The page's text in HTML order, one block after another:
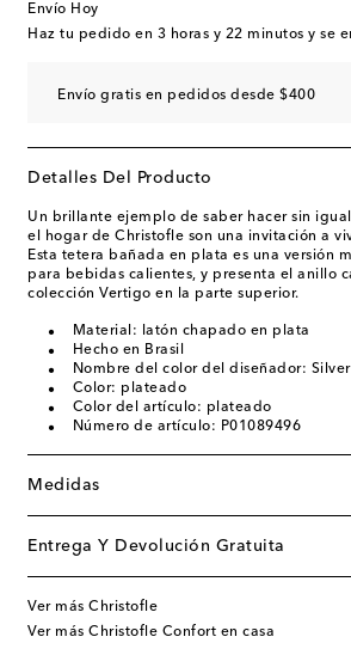
Envío Hoy
Haz tu pedido en 3 horas y 22 minutos y se
Envío gratis en pedidos desde $400
Detalles Del Producto
Un brillante ejemplo de saber hacer sin
el hogar de Christofle son una invitación a
Esta tetera bañada en plata es una versión
para bebidas calientes, y presenta el anillo
colección Vertigo en la parte superior.
Material: latón chapado en plata
Hecho en Brasil
Nombre del color del diseñador: Silver
Color: plateado
Color del artículo: plateado
Número de artículo: P01089496
Medidas
Entrega Y Devolución Gratuita
Ver más Christofle
Ver más Christofle Confort en casa